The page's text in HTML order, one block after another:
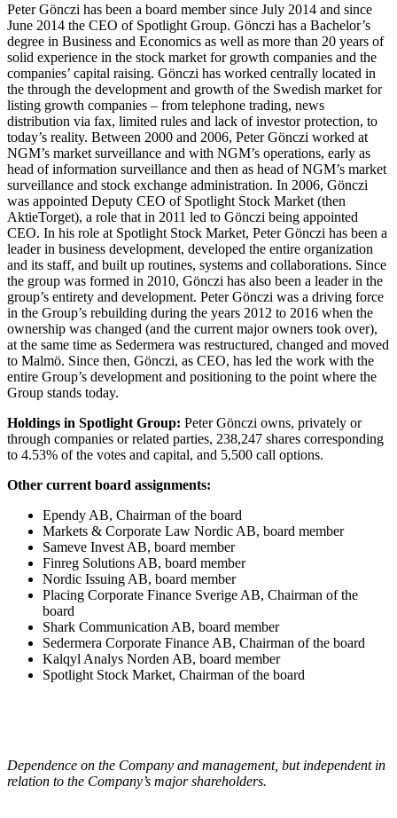
Peter Gönczi has been a board member since July 2014 and since
June 2014 the CEO of Spotlight Group. Gönczi has a Bachelor’s
degree in Business and Economics as well as more than 20 years of
solid experience in the stock market for growth companies and the
companies’ capital raising. Gönczi has worked centrally located in
the through the development and growth of the Swedish market for
listing growth companies – from telephone trading, news
distribution via fax, limited rules and lack of investor protection, to
today’s reality. Between 2000 and 2006, Peter Gönczi worked at
NGM’s market surveillance and with NGM’s operations, early as
head of information surveillance and then as head of NGM’s market
surveillance and stock exchange administration. In 2006, Gönczi
was appointed Deputy CEO of Spotlight Stock Market (then
AktieTorget), a role that in 2011 led to Gönczi being appointed
CEO. In his role at Spotlight Stock Market, Peter Gönczi has been a
leader in business development, developed the entire organization
and its staff, and built up routines, systems and collaborations. Since
the group was formed in 2010, Gönczi has also been a leader in the
group’s entirety and development. Peter Gönczi was a driving force
in the Group’s rebuilding during the years 2012 to 2016 when the
ownership was changed (and the current major owners took over),
at the same time as Sedermera was restructured, changed and moved
to Malmö. Since then, Gönczi, as CEO, has led the work with the
entire Group’s development and positioning to the point where the
Group stands today.
Holdings in Spotlight Group: Peter Gönczi owns, privately or
through companies or related parties, 238,247 shares corresponding
to 4.53% of the votes and capital, and 5,500 call options.
Other current board assignments:
Ependy AB, Chairman of the board
Markets & Corporate Law Nordic AB, board member
Sameve Invest AB, board member
Finreg Solutions AB, board member
Nordic Issuing AB, board member
Placing Corporate Finance Sverige AB, Chairman of the
board
Shark Communication AB, board member
Sedermera Corporate Finance AB, Chairman of the board
Kalqyl Analys Norden AB, board member
Spotlight Stock Market, Chairman of the board
Dependence on the Company and management, but independent in
relation to the Company’s major shareholders.